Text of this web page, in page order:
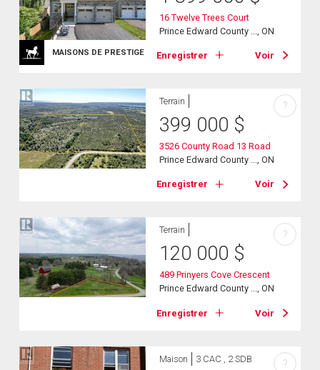
MAISONS DE PRESTIGE
16 Twelve Trees Court
Prince Edward County ..., ON
Enregistrer Voir
Terrain
399 000 $
3526 County Road 13 Road
Prince Edward County ..., ON
Enregistrer Voir
?
Terrain
120 000 $
489 Prinyers Cove Crescent
Prince Edward County ..., ON
Enregistrer Voir
?
Maison 3 CAC , 2 SDB ?